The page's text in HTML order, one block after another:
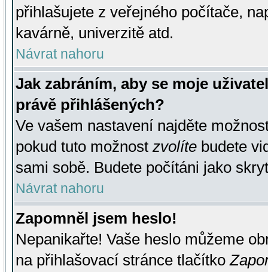
přihlašujete z veřejného počítače,
kavárně, univerzitě atd.
Návrat nahoru
Jak zabráním, aby se moje
právě přihlášených?
Ve vašem nastavení najděte
pokud tuto možnost zvolíte budete
sami sobě. Budete počítáni jako
Návrat nahoru
Zapomněl jsem heslo!
Nepanikařte! Vaše heslo můžeme
na přihlašovací stránce tlačítko